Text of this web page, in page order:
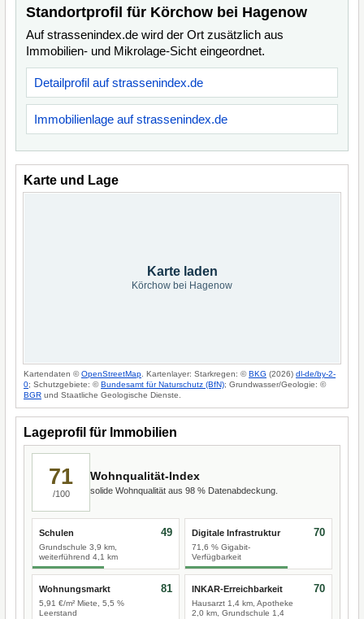
Standortprofil für Körchow bei Hagenow
Auf strassenindex.de wird der Ort zusätzlich aus
Immobilien- und Mikrolage-Sicht eingeordnet.
Detailprofil auf strassenindex.de
Immobilienlage auf strassenindex.de
Karte und Lage
Karte laden
Körchow bei Hagenow
Kartendaten ©OpenStreetMap . Kartenlayer: Starkregen: ©BKG (2026) dl-de/by-2-
0; Schutzgebiete: ©Bundesamt für Naturschutz (BfN); Grundwasser/Geologie: ©
BGR und Staatliche Geologische Dienste.
Lageprofil für Immobilien
71
/100
Wohnqualität-Index
solide Wohnqualität aus 98 % Datenabdeckung.
Schulen
Grundschule 3,9 km,
weiterführend 4,1 km
49 Digitale Infrastruktur
71,6 % Gigabit-
Verfügbarkeit
70
Wohnungsmarkt
5,91 €/m² Miete, 5,5 %
Leerstand
81 INKAR-Erreichbarkeit
Hausarzt 1,4 km, Apotheke
2,0 km, Grundschule 1,4
70